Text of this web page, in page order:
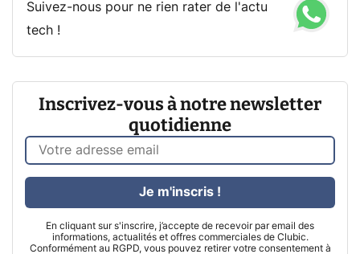
Suivez-nous pour ne rien rater de l'actu
tech !
Inscrivez-vous à notre newsletter
quotidienne
En cliquant sur s'inscrire, j’accepte de recevoir par email des
informations, actualités et offres commerciales de Clubic.
Conformément au RGPD, vous pouvez retirer votre consentement à
Je m'inscris !